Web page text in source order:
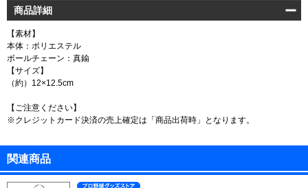
商品詳細
【素材】
本体：ポリエステル
ボールチェーン：真鍮
【サイズ】
（約）12×12.5cm
【ご注意ください】
※クレジットカード決済の売上確定は「商品出荷時」となります。
関連商品